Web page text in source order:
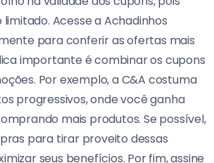
Acesse a Achadinhos
para conferir as ofertas mais
importante é combinar os cupons
Por exemplo, a C&A costuma
progressivos, onde você ganha
mais produtos. Se possível,
para tirar proveito dessas
seus benefícios. Por fim, assine